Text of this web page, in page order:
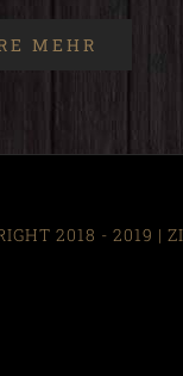
MEHR
2018 - 2019 |